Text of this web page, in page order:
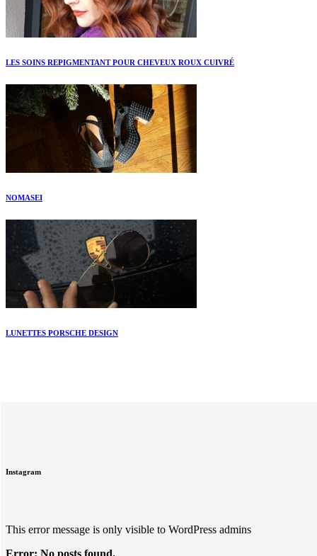
LES SOINS REPIGMENTANT POUR CHEVEUX ROUX CUIVRÉ
NOMASEI
LUNETTES PORSCHE DESIGN
Instagram
This error message is only visible to WordPress admins
Error: No posts found.